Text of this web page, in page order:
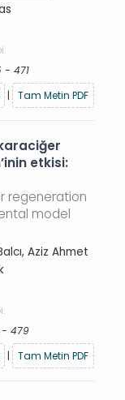
- 471
| Tam Metin PDF
etkisi:
regeneration
model
Aziz Ahmet
- 479
| Tam Metin PDF